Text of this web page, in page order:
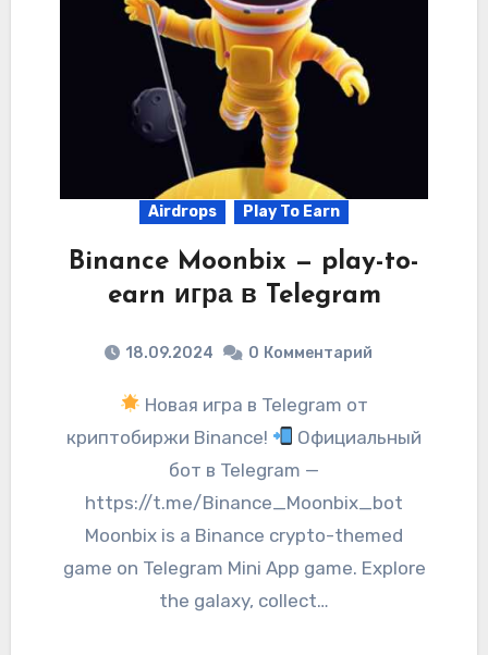
Airdrops Play To Earn
Binance Moonbix — play-to-
earn игра в Telegram
18.09.2024 0 Комментарий
Новая игра в Telegram от
криптобиржи Binance!
Официальный
бот в Telegram —
https://t.me/Binance_Moonbix_bot
Moonbix is a Binance crypto-themed
game on Telegram Mini App game. Explore
the galaxy, collect…